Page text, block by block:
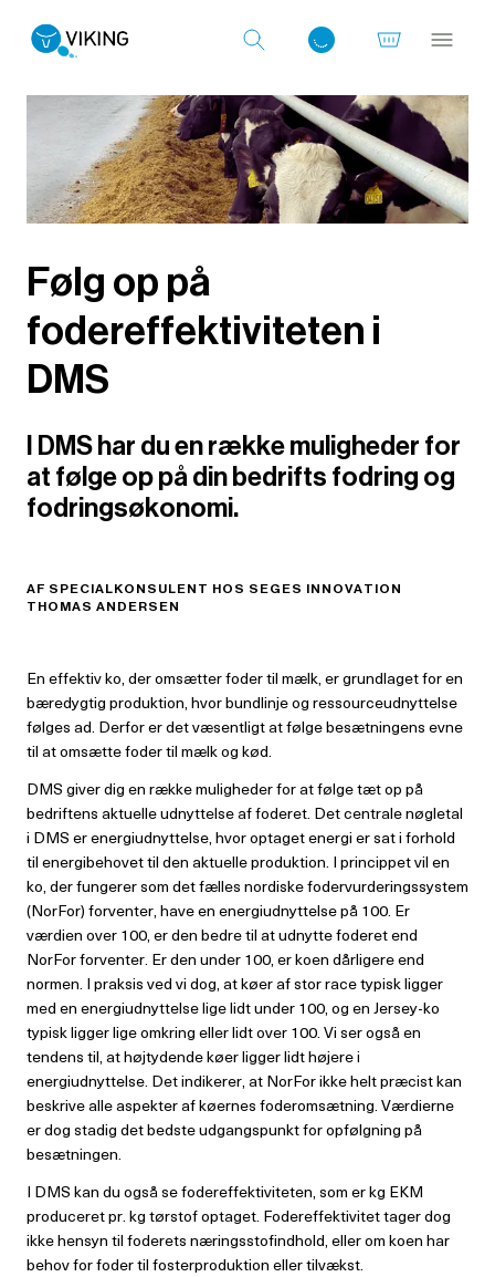
Log ind med det samme
Følg op på
fodereffektiviteten i
DMS
I DMS har du en række muligheder for
at følge op på din bedrifts fodring og
fodringsøkonomi.
AF SPECIALKONSULENT HOS SEGES INNOVATION
THOMAS ANDERSEN
En effektiv ko, der omsætter foder til mælk, er grundlaget for en
bæredygtig produktion, hvor bundlinje og ressourceudnyttelse
følges ad. Derfor er det væsentligt at følge besætningens evne
til at omsætte foder til mælk og kød.
DMS giver dig en række muligheder for at følge tæt op på
bedriftens aktuelle udnyttelse af foderet. Det centrale nøgletal
i DMS er energiudnyttelse, hvor optaget energi er sat i forhold
til energibehovet til den aktuelle produktion. I princippet vil en
ko, der fungerer som det fælles nordiske fodervurderingssystem
(NorFor) forventer, have en energiudnyttelse på 100. Er
værdien over 100, er den bedre til at udnytte foderet end
NorFor forventer. Er den under 100, er koen dårligere end
normen. I praksis ved vi dog, at køer af stor race typisk ligger
med en energiudnyttelse lige lidt under 100, og en Jersey-ko
typisk ligger lige omkring eller lidt over 100. Vi ser også en
tendens til, at højtydende køer ligger lidt højere i
energiudnyttelse. Det indikerer, at NorFor ikke helt præcist kan
beskrive alle aspekter af køernes foderomsætning. Værdierne
er dog stadig det bedste udgangspunkt for opfølgning på
besætningen.
I DMS kan du også se fodereffektiviteten, som er kg EKM
produceret pr. kg tørstof optaget. Fodereffektivitet tager dog
ikke hensyn til foderets næringsstofindhold, eller om koen har
behov for foder til fosterproduktion eller tilvækst.